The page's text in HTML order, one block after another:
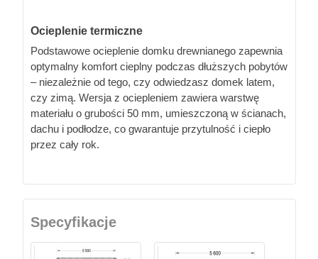
Ocieplenie termiczne
Podstawowe ocieplenie domku drewnianego zapewnia
optymalny komfort cieplny podczas dłuższych pobytów
– niezależnie od tego, czy odwiedzasz domek latem,
czy zimą. Wersja z ociepleniem zawiera warstwę
materiału o grubości 50 mm, umieszczoną w ścianach,
dachu i podłodze, co gwarantuje przytulność i ciepło
przez cały rok.
Specyfikacje